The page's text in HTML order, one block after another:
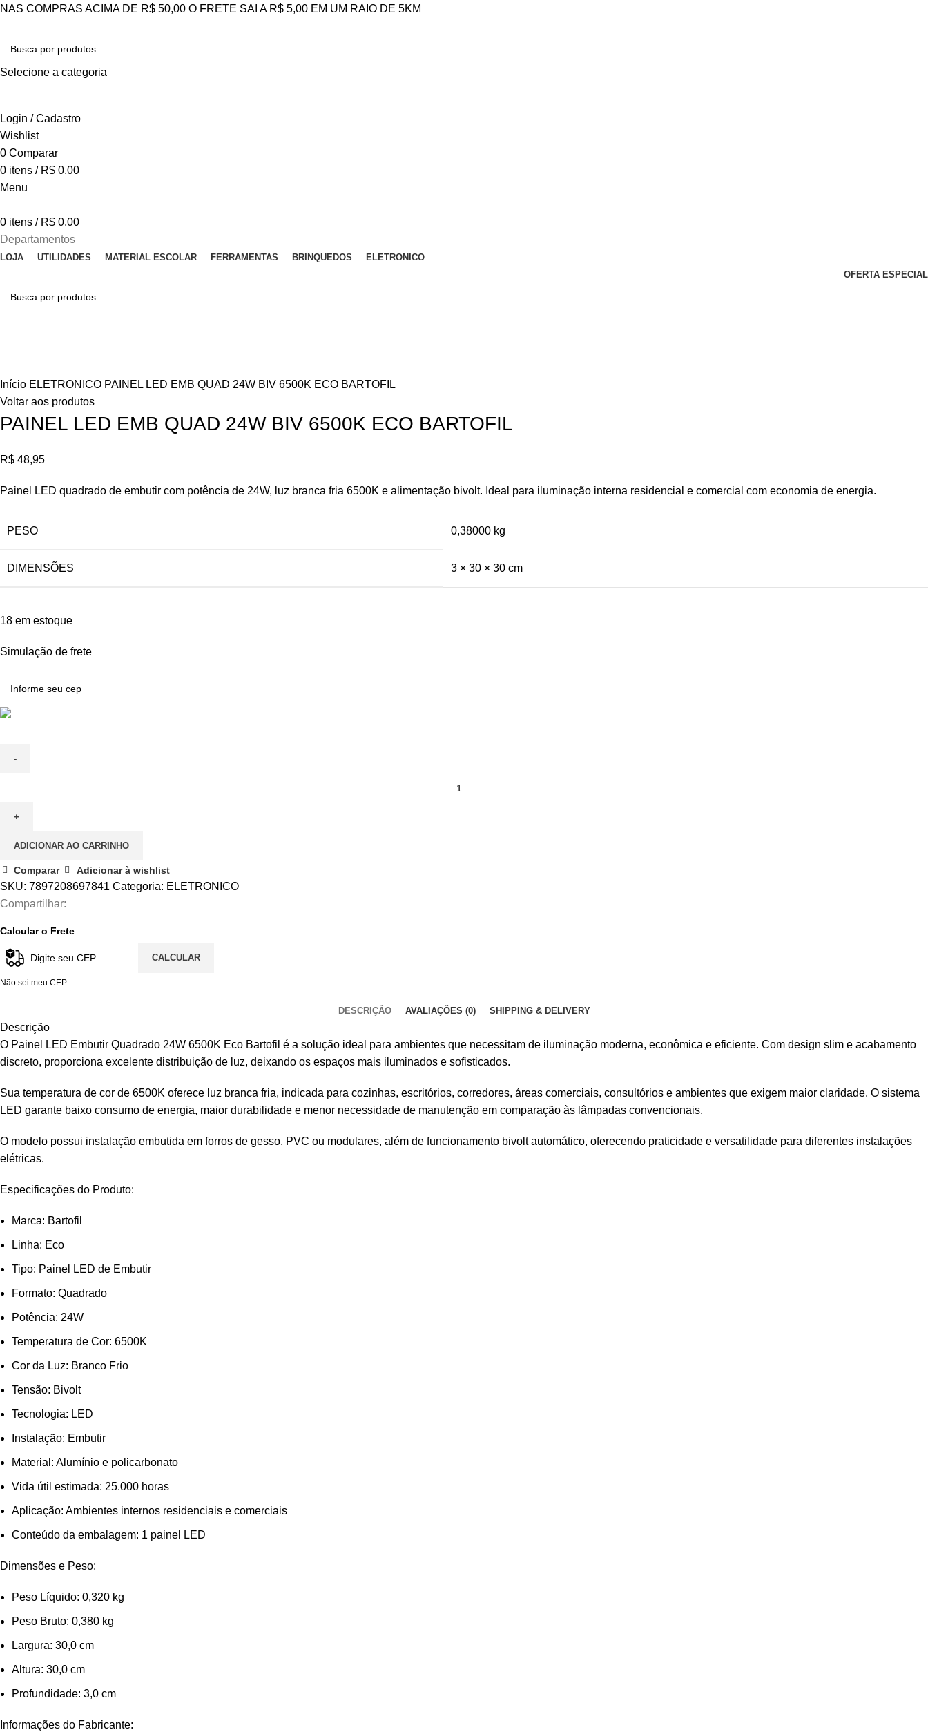
NAS COMPRAS ACIMA DE R$ 50,00 O FRETE SAI A R$ 5,00 EM UM RAIO DE 5KM
Selecione a categoria
Login / Cadastro
Wishlist
0 Comparar
0 itens / R$ 0,00
Menu
0 itens / R$ 0,00
Departamentos
LOJA UTILIDADES MATERIAL ESCOLAR FERRAMENTAS BRINQUEDOS
ELETRONICO
OFERTA ESPECIAL
Início ELETRONICO PAINEL LED EMB QUAD 24W BIV 6500K ECO BARTOFIL
Voltar aos produtos
PAINEL LED EMB QUAD 24W BIV 6500K ECO BARTOFIL
R$ 48,95
Painel LED quadrado de embutir com potência de 24W, luz branca fria 6500K e alimentação bivolt. Ideal para iluminação interna residencial e comercial com economia de energia.
PESO 0,38000 kg
DIMENSÕES 3 × 30 × 30 cm
18 em estoque
Simulação de frete
ADICIONAR AO CARRINHO
Comparar Adicionar à wishlist
SKU: 7897208697841 Categoria: ELETRONICO
Compartilhar:
Calcular o Frete
CALCULAR
Não sei meu CEP
DESCRIÇÃO AVALIAÇÕES (0) SHIPPING & DELIVERY
Descrição
O Painel LED Embutir Quadrado 24W 6500K Eco Bartofil é a solução ideal para ambientes que necessitam de iluminação moderna, econômica e eficiente. Com design slim e acabamento
discreto, proporciona excelente distribuição de luz, deixando os espaços mais iluminados e sofisticados.
Sua temperatura de cor de 6500K oferece luz branca fria, indicada para cozinhas, escritórios, corredores, áreas comerciais, consultórios e ambientes que exigem maior claridade. O sistema
LED garante baixo consumo de energia, maior durabilidade e menor necessidade de manutenção em comparação às lâmpadas convencionais.
O modelo possui instalação embutida em forros de gesso, PVC ou modulares, além de funcionamento bivolt automático, oferecendo praticidade e versatilidade para diferentes instalações
elétricas.
Especificações do Produto:
Marca: Bartofil
Linha: Eco
Tipo: Painel LED de Embutir
Formato: Quadrado
Potência: 24W
Temperatura de Cor: 6500K
Cor da Luz: Branco Frio
Tensão: Bivolt
Tecnologia: LED
Instalação: Embutir
Material: Alumínio e policarbonato
Vida útil estimada: 25.000 horas
Aplicação: Ambientes internos residenciais e comerciais
Conteúdo da embalagem: 1 painel LED
Dimensões e Peso:
Peso Líquido: 0,320 kg
Peso Bruto: 0,380 kg
Largura: 30,0 cm
Altura: 30,0 cm
Profundidade: 3,0 cm
Informações do Fabricante: